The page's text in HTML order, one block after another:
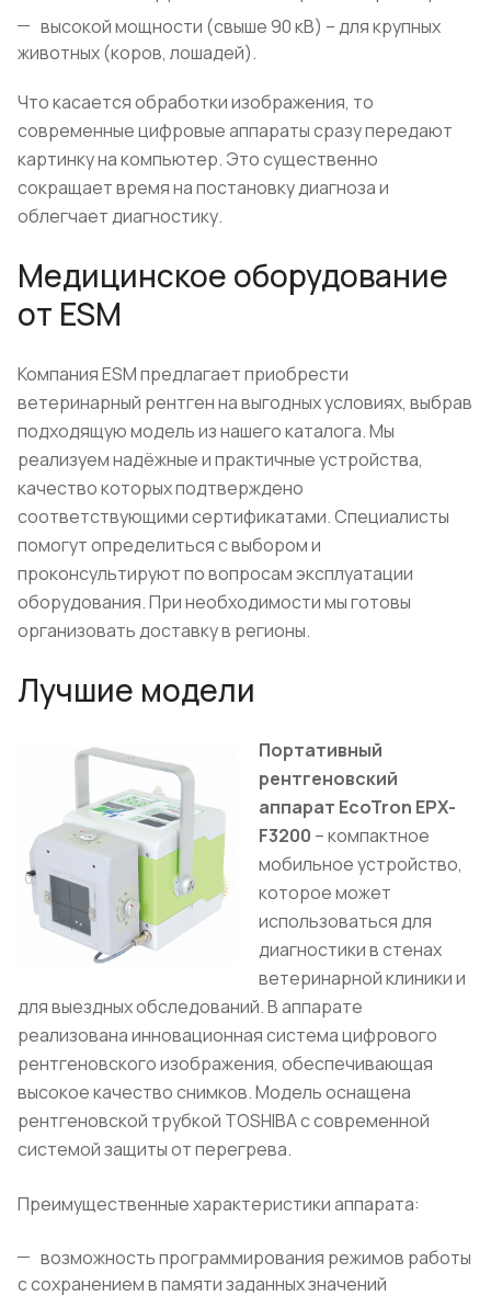
высокой мощности (свыше 90 кВ) – для крупных
животных (коров, лошадей).
Что касается обработки изображения, то
современные цифровые аппараты сразу передают
картинку на компьютер. Это существенно
сокращает время на постановку диагноза и
облегчает диагностику.
Медицинское оборудование
от ESM
Компания ESM предлагает приобрести
ветеринарный рентген на выгодных условиях, выбрав
подходящую модель из нашего каталога. Мы
реализуем надёжные и практичные устройства,
качество которых подтверждено
соответствующими сертификатами. Специалисты
помогут определиться с выбором и
проконсультируют по вопросам эксплуатации
оборудования. При необходимости мы готовы
организовать доставку в регионы.
Лучшие модели
Портативный
рентгеновский
аппарат EcoTron EPX-
F3200 – компактное
мобильное устройство,
которое может
использоваться для
диагностики в стенах
ветеринарной клиники и
для выездных обследований. В аппарате
реализована инновационная система цифрового
рентгеновского изображения, обеспечивающая
высокое качество снимков. Модель оснащена
рентгеновской трубкой TOSHIBA с современной
системой защиты от перегрева.
Преимущественные характеристики аппарата:
возможность программирования режимов работы
с сохранением в памяти заданных значений